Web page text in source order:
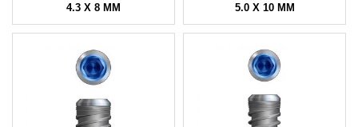
4.3 X 8 MM
5.0 X 10 MM